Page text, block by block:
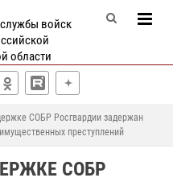
войск
области
СОБР Росгвардии задержан
преступлений
СОБР